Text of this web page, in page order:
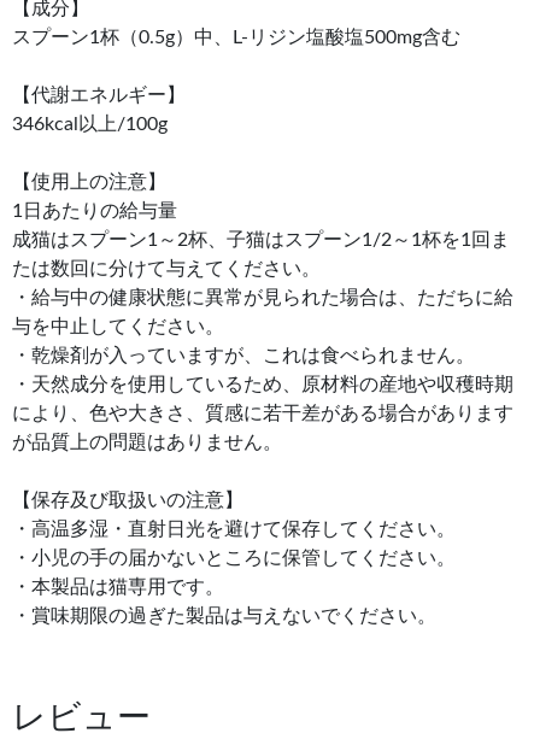
【成分】
スプーン1杯（0.5g）中、L-リジン塩酸塩500mg含む
【代謝エネルギー】
346kcal以上/100g
【使用上の注意】
1日あたりの給与量
成猫はスプーン1～2杯、子猫はスプーン1/2～1杯を1回ま
たは数回に分けて与えてください。
・給与中の健康状態に異常が見られた場合は、ただちに給
与を中止してください。
・乾燥剤が入っていますが、これは食べられません。
・天然成分を使用しているため、原材料の産地や収穫時期
により、色や大きさ、質感に若干差がある場合があります
が品質上の問題はありません。
【保存及び取扱いの注意】
・高温多湿・直射日光を避けて保存してください。
・小児の手の届かないところに保管してください。
・本製品は猫専用です。
・賞味期限の過ぎた製品は与えないでください。
レビュー